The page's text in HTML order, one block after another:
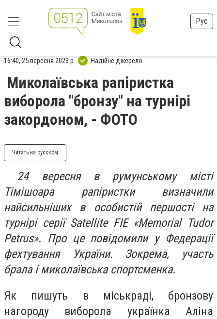
Рус
16:40, 25 вересня 2023 р. Надійне джерело
Миколаївська рапіристка
виборола "бронзу" на турнірі
закордоном, - ФОТО
Читать на русском
24 вересня в румунському місті
Тімішоара рапіристки визначили
найсильніших в особистій першості на
турнірі серії Satellite FIE «Memorial Tudor
Petrus». Про це повідомили у Федерації
фехтування України. Зокрема, участь
брала і миколаївська спортсменка.
Як пишуть в міськраді, бронзову
нагороду виборола українка Аліна